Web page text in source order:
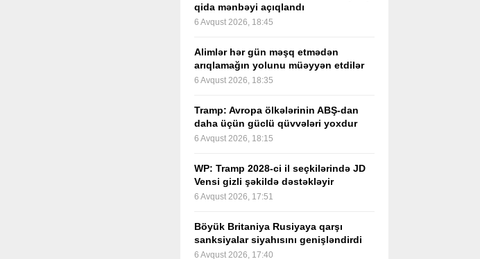
qida mənbəyi açıqlandı
6 Avqust 2026, 18:45
Alimlər hər gün məşq etmədən
arıqlamağın yolunu müəyyən etdilər
6 Avqust 2026, 18:35
Tramp: Avropa ölkələrinin ABŞ-dan
daha üçün güclü qüvvələri yoxdur
6 Avqust 2026, 18:15
WP: Tramp 2028-ci il seçkilərində JD
Vensi gizli şəkildə dəstəkləyir
6 Avqust 2026, 17:51
Böyük Britaniya Rusiyaya qarşı
sanksiyalar siyahısını genişləndirdi
6 Avqust 2026, 17:40